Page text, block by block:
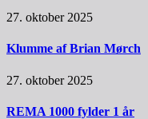
27. oktober 2025
Klumme af Brian Mørch
27. oktober 2025
REMA 1000 fylder 1 år